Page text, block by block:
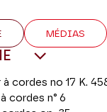
MÉDIAS
cordes no 17 K.
cordes n° 6